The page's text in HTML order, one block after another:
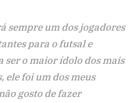
sempre um dos jogadores
para o futsal e
ser o maior ídolo dos mais
ele foi um dos meus
gosto de fazer